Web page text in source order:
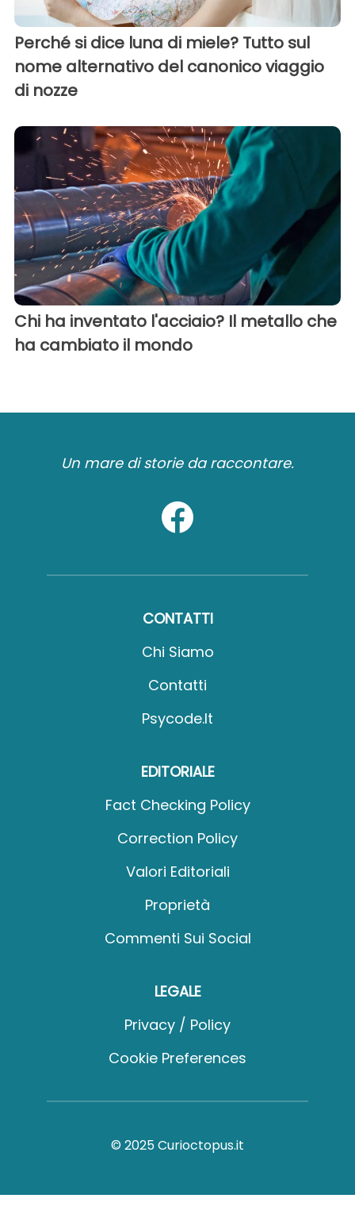
Perché si dice luna di miele? Tutto sul
nome alternativo del canonico viaggio
di nozze
Chi ha inventato l'acciaio? Il metallo che
ha cambiato il mondo
Un mare di storie da raccontare.
CONTATTI
Chi Siamo
Contatti
Psycode.it
EDITORIALE
Fact Checking Policy
Correction Policy
Valori Editoriali
Proprietà
Commenti Sui Social
LEGALE
Privacy / Policy
Cookie Preferences
© 2025 Curioctopus.it